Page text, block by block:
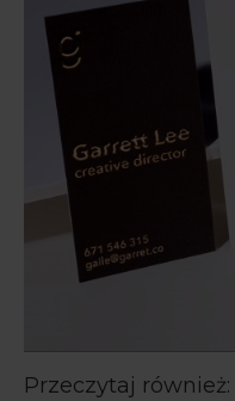
Przeczytaj również: